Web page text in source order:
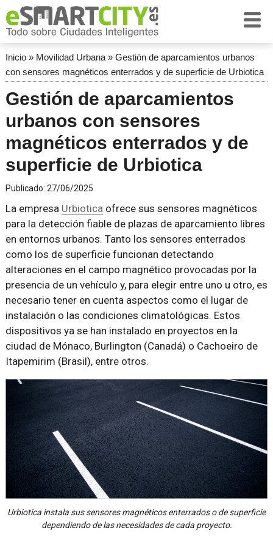
Inicio» Movilidad Urbana» Gestión de aparcamientos urbanos
con sensores magnéticos enterrados y de superficie de Urbiotica
Gestión de aparcamientos
urbanos con sensores
magnéticos enterrados y de
superficie de Urbiotica
Publicado: 27/06/2025
La empresa Urbioticaofrece sus sensores magnéticos
para la detección fiable de plazas de aparcamiento libres
en entornos urbanos. Tanto los sensores enterrados
como los de superficie funcionan detectando
alteraciones en el campo magnético provocadas por la
presencia de un vehículo y, para elegir entre uno u otro, es
necesario tener en cuenta aspectos como el lugar de
instalación o las condiciones climatológicas. Estos
dispositivos ya se han instalado en proyectos en la
ciudad de Mónaco, Burlington (Canadá) o Cachoeiro de
Itapemirim (Brasil), entre otros.
Urbiotica instala sus sensores magnéticos enterrados o de superficie
dependiendo de las necesidades de cada proyecto.